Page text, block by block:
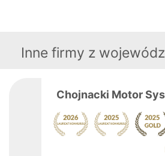
Inne firmy z
Chojnacki Motor